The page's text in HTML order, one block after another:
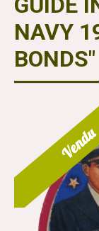
NAVY
BONDS"
Vendu